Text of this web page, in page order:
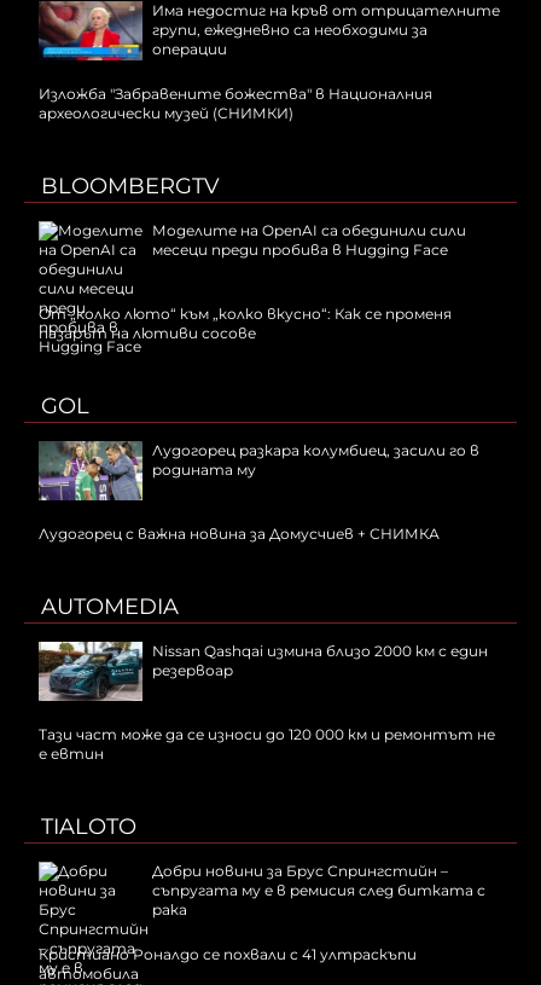
Има недостиг на кръв от отрицателните
групи, ежедневно са необходими за
операции
Изложба "Забравените божества" в Националния
археологически музей (СНИМКИ)
BLOOMBERGTV
Моделите на OpenAI са обединили сили
месеци преди пробива в Hugging Face
От „колко люто“ към „колко вкусно“: Как се променя
пазарът на лютиви сосове
GOL
Лудогорец разкара колумбиец, засили го в
родината му
Лудогорец с важна новина за Домусчиев + СНИМКА
AUTOMEDIA
Nissan Qashqai измина близо 2000 км с един
резервоар
Тази част може да се износи до 120 000 км и ремонтът не
е евтин
TIALOTO
Добри новини за Брус Спрингстийн –
съпругата му е в ремисия след битката с
рака
Кристиано Роналдо се похвали с 41 ултраскъпи
автомобила